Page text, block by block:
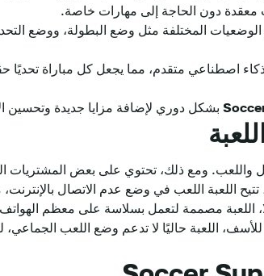
معقدة دون الحاجة إلى مهارات خاصة.
الوضعيات المختلفة مثل وضع البطولة، ووضع
اصطناعي متقدم، مما يجعل كل مباراة تحديًا
بشكل دوري لإضافة مزايا جديدة وتحسين
واللعب. ومع ذلك، تحتوي على بعض المشتريات
تتيح اللعبة اللعب في وضع عدم الاتصال
اللعبة مصممة لتعمل بسلاسة على معظم
للأسف، اللعبة حاليًا لا تدعم وضع اللعب